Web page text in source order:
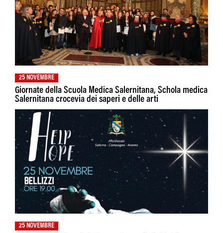
25 NOVEMBRE
Giornate della Scuola Medica Salernitana, Schola medica
Salernitana crocevia dei saperi e delle arti
25 NOVEMBRE